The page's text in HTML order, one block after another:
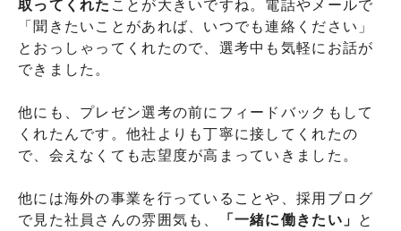
取ってくれた ことが大きいですね。電話やメールで
「聞きたいことがあれば、いつでも連絡ください」
とおっしゃってくれたので、選考中も気軽にお話が
できました。
他にも、プレゼン選考の前にフィードバックもして
くれたんです。他社よりも丁寧に接してくれたの
で、会えなくても志望度が高まっていきました。
他には海外の事業を行っていることや、採用ブログ
で見た社員さんの雰囲気も、
「一緒に働きたい」 と